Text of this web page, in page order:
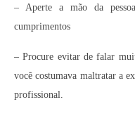
– Aperte a mão da
cumprimentos
– Procure evitar de falar
você costumava maltratar a
profissional.